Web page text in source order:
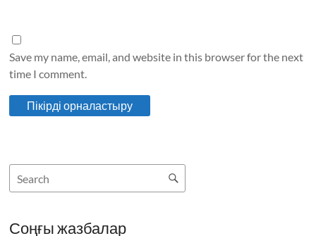
Save my name, email, and website in this browser for the next
time I comment.
Соңғы жазбалар